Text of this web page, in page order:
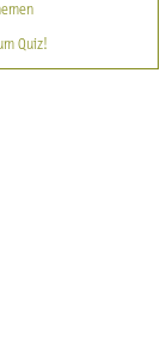
Quiz!